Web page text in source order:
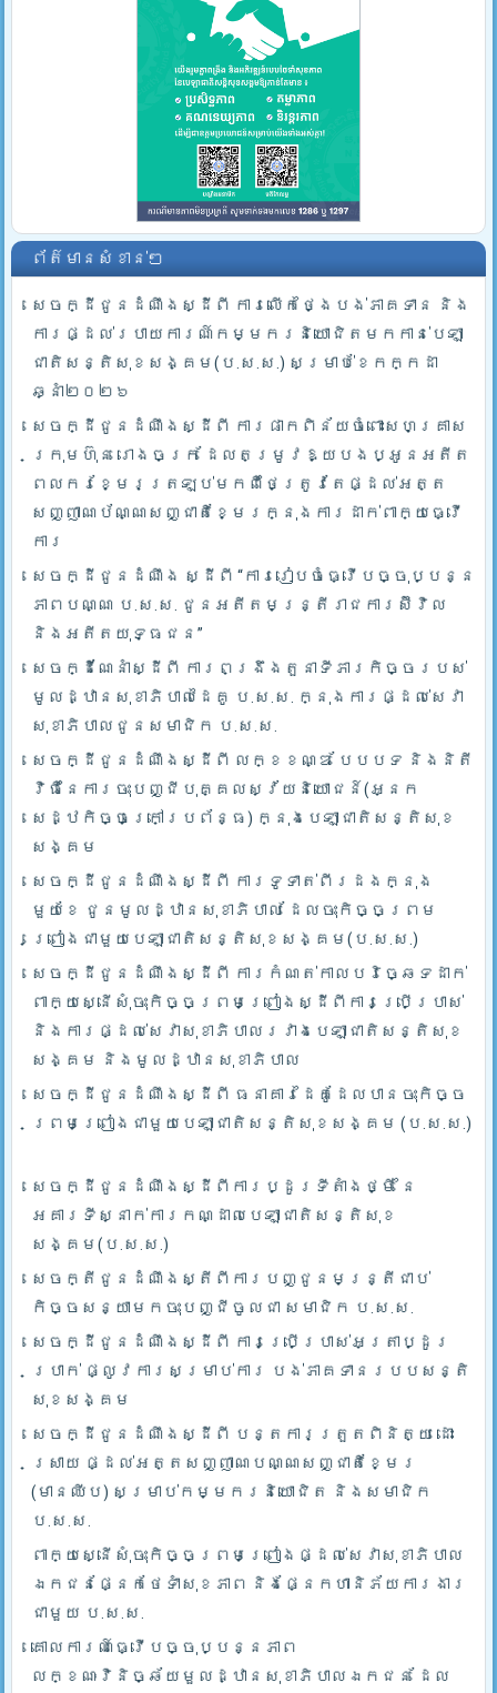
ព័ត៌មានសំខាន់ៗ
សេចក្ដីជូនដំណឹងស្ដីពី ការលើកថ្ងៃបង់ភាគទាន និង
ការផ្ដល់របាយការណ៍កម្មករនិយោជិតមកកាន់បេឡា
ជាតិសន្តិសុខសង្គម(ប.ស.ស.) សម្រាប់ខែកក្កដា
ឆ្នាំ២០២៦
សេចក្ដីជូនដំណឹងស្ដីពី ការផាកពិន័យចំពោះសហគ្រាស
ក្រុមហ៊ុន រោងចក្រ ដែលតម្រូវឱ្យបងប្អូនអតីត
ពលករខ្មែរត្រឡប់មកពីថៃត្រូវតែផ្ដល់អត្ត
សញ្ញាណប័ណ្ណសញ្ជាតិខ្មែរក្នុងការដាក់ពាក្យធ្វើ
ការ
សេចក្ដីជូនដំណឹង ស្ដីពី “ការរៀបចំធ្វើបច្ចុប្បន្ន
ភាពបណ្ណ ប.ស.ស. ជូនអតីតមន្ត្រីរាជការស៊ីវិល
និងអតីតយុទ្ធជន”
សេចក្ដីណែនាំស្ដីពី ការពង្រឹងតួនាទីភារកិច្ចរបស់
មូលដ្ឋានសុខាភិបាលដៃគូ ប.­ស.ស. ក្នុងការផ្ដល់សេវា
សុខាភិបាលជូនសមាជិក ប.ស.ស.
សេចក្ដីជូនដំណឹងស្ដីពី លក្ខខណ្ឌ បែបបទ និងនិតី
វិធីនៃការចុះបញ្ជីបុគ្គលស្វ័យនិយោជន៍(អ្នក
សេដ្ឋកិច្ចក្រៅប្រព័ន្ធ) ក្នុងបេឡាជាតិសន្តិសុខ
សង្គម
សេចក្ដីជូនដំណឹងស្ដីពី ការទូទាត់ពីរដងក្នុង
មួយខែ ជូនមូលដ្ឋានសុខាភិបាល ដែលចុះកិច្ចព្រម
ព្រៀងជាមួយបេឡាជាតិសន្តិសុខសង្គម(ប.ស.ស.)
សេចក្ដីជូនដំណឹងស្ដីពី ការកំណត់កាលបរិច្ឆេទដាក់
ពាក្យស្នើសុំចុះកិច្ចព្រមព្រៀងស្ដីពីការប្រើប្រាស់
និងការផ្ដល់សេវាសុខាភិបាលរវាងបេឡាជាតិសន្តិសុខ
សង្គម និងមូលដ្ឋានសុខាភិបាល
សេចក្ដីជូនដំណឹងស្ដីពី ធនាគារដៃគូដែលបានចុះកិច្ច
ព្រមព្រៀងជាមួយបេឡាជាតិសន្តិសុខសង្គម (ប.ស.ស.)
សេចក្ដីជូនដំណឹងស្ដីពីការប្ដូរទីតាំងថ្មី នៃ
អគារទីស្នាក់ការកណ្ដាលបេឡាជាតិសន្តិសុខ
សង្គម(ប.ស.ស.)
សេចក្តីជូនដំណឹងស្តីពីការបញ្ជូនមន្រ្តីជាប់
កិច្ចសន្យាមកចុះបញ្ជីចូលជា សមាជិក ប.ស.ស.
សេចក្ដីជូនដំណឹងស្ដីពី ការប្រើប្រាស់អត្រាប្ដូរ
ប្រាក់ ផ្លូវការសម្រាប់ការ បង់ភាគទានរបបសន្តិ
សុខសង្គម
សេចក្ដីជូនដំណឹងស្ដីពី បន្តការត្រួតពិនិត្យ ដោះ
ស្រាយ ផ្ដល់អត្តសញ្ញាណបណ្ណសញ្ជាតិខ្មែរ
(មានឈីប) សម្រាប់កម្មករនិយោជិត និងសមាជិក
ប.ស.ស.
ពាក្យស្នើសុំចុះកិច្ចព្រមព្រៀងផ្ដល់សេវាសុខាភិបាល
ឯកជនផ្នែកថែទាំសុខភាព និងផ្នែកហានិភ័យការងារ
ជាមួយ ប.ស.ស.
គោលការណ៍ធ្វើបច្ចុប្បន្នភាព
លក្ខណៈវិនិច្ឆ័យមួលដ្ឋានសុខាភិបាលឯកជន ដែល